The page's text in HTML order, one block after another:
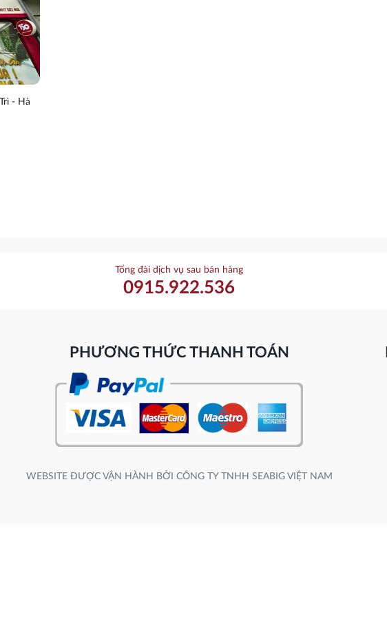
- Hà
Tổng đài dịch vụ sau bán hàng
0915.922.536
PHƯƠNG THỨC THANH TOÁN
WEBSITE ĐƯỢC VẬN HÀNH BỞI CÔNG TY TNHH SEABIG VIỆT NAM